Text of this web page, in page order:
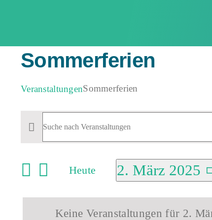
Sommerferien
VeranstaltungenSommerferien
Veranstaltungen
März
Keine Veranstaltungen für 2.
Veranstaltungen
Navigation
Bitte
Schlüsselwort
Veranstaltungen
Schlüsselwort.
Heute
2. März 2025